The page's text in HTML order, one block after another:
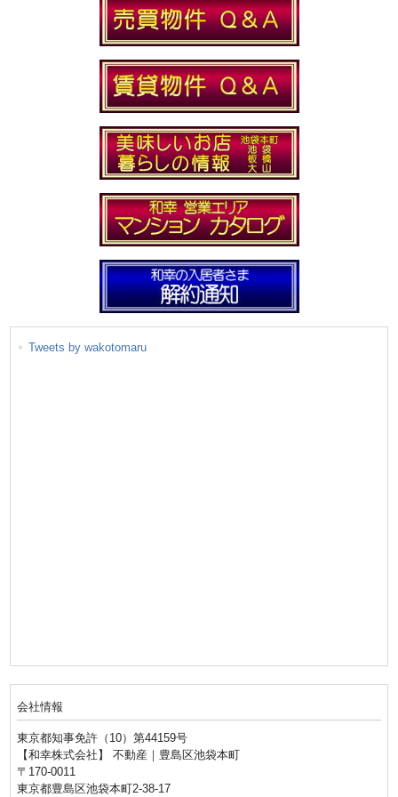
Tweets by wakotomaru
会社情報
東京都知事免許（10）第44159号
【和幸株式会社】 不動産｜豊島区池袋本町
〒170-0011
東京都豊島区池袋本町2-38-17